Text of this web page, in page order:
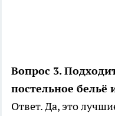
Вопрос 3.
постельное бельё
Ответ. Да, это